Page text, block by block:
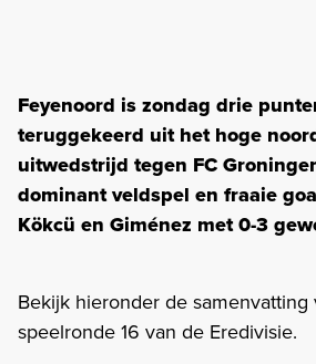
Feyenoord is zondag drie
teruggekeerd uit het hoge
uitwedstrijd tegen FC
dominant veldspel en fraaie
Kökcü en Giménez met 0-3
Bekijk hieronder de
speelronde 16 van de Eredivisie.